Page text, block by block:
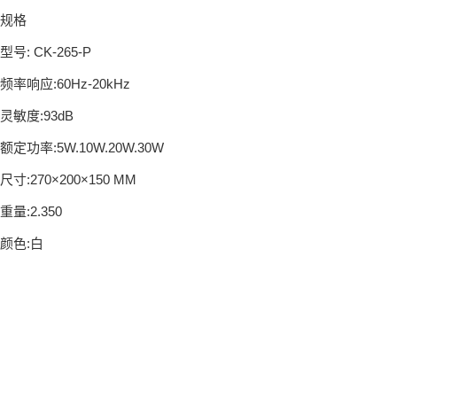
规格
型号: CK-265-P
频率响应:60Hz-20kHz
灵敏度:93dB
额定功率:5W.10W.20W.30W
尺寸:270×200×150 MM
重量:2.350
颜色:白